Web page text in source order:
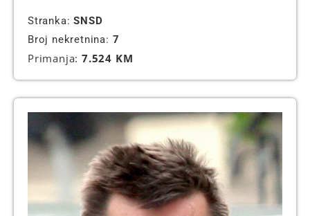
Stranka:SNSD
Broj nekretnina: 7
Primanja: 7.524 KM